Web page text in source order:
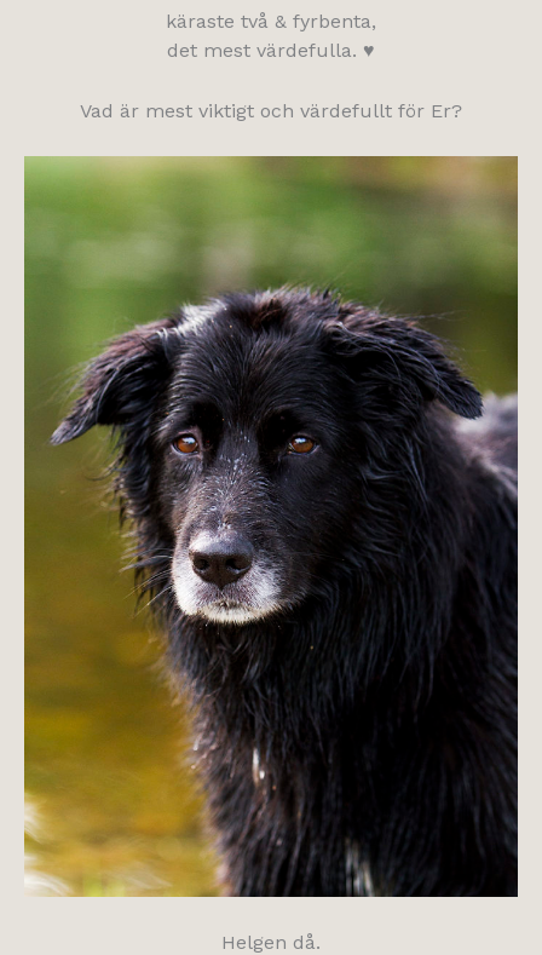
käraste två & fyrbenta,
det mest värdefulla. ♥
Vad är mest viktigt och värdefullt för Er?
Helgen då.